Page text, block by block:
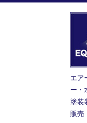
エア
ー・
塗装
販売